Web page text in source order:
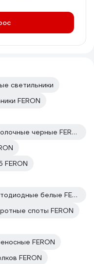
светильники
FERON
Светильники встраиваемые потолочные черные FERON
FERON
Светильники встраиваемые светодиодные белые FERON
споты FERON
FERON
FERON